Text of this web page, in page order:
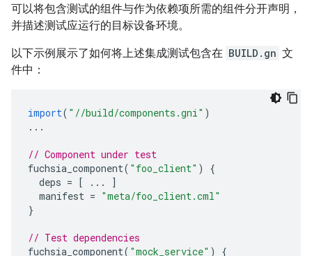
可以将包含测试的组件与作为依赖项所需的组件分开声明，
并描述测试应运行的目标设备环境。
以下示例展示了如何将上述集成测试包含在 BUILD.gn 文
件中：
import( "//build/components.gni" )
...
// Component under test
fuchsia_component( "foo_client" )
{
deps = [ ...
]
manifest = "meta/foo_client.cml"
}
// Test dependencies
fuchsia_component( "mock_service" )
{